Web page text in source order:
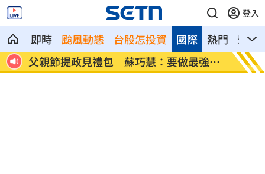
登入
即時 颱風動態 台股怎投資 熱門 影音
國際
後
楊千霈一人扛2女兒出國！突崩潰大哭 王凱